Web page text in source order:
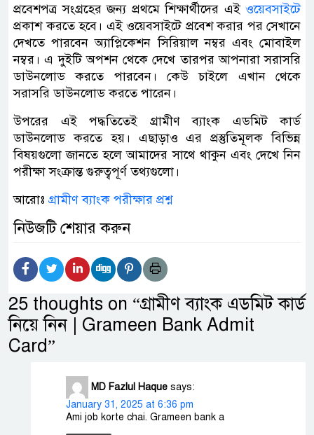
প্রবেশপত্র সংগ্রহের জন্য প্রথমে শিক্ষার্থীদের এই ওয়েবসাইটে
প্রকাশ করতে হবে। এই ওয়েবসাইটে প্রবেশ করার পর সেখানে
দেখতে পারবেন অ্যাপ্লিকেশন সিরিয়াল নম্বর এবং মোবাইল
নম্বর। এ দুইটি অপশন থেকে দেখে তারপর আপনারা সরাসরি
ডাউনলোড করতে পারবেন। কেউ চাইলে এখান থেকে
সরাসরি ডাউনলোড করতে পারেন।
উপরের এই পদ্ধতিতেই গ্রামীণ ব্যাংক এডমিট কার্ড
ডাউনলোড করতে হয়। এছাড়াও এর প্রস্তুতিমূলক বিভিন্ন
বিষয়গুলো জানতে হলে আমাদের সাথে থাকুন এবং দেখে নিন
পরীক্ষা সংক্রান্ত গুরুত্বপূর্ণ তথ্যগুলো।
আরোঃ গ্রামীণ ব্যাংক পরীক্ষার প্রশ্ন
নিউজটি শেয়ার করুন
25 thoughts on “গ্রামীণ ব্যাংক এডমিট কার্ড
নিয়ে নিন | Grameen Bank Admit
Card”
MD Fazlul Haque says:
January 31, 2025 at 6:36 pm
Ami job korte chai. Grameen bank a